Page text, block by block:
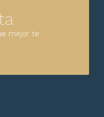
mejor te